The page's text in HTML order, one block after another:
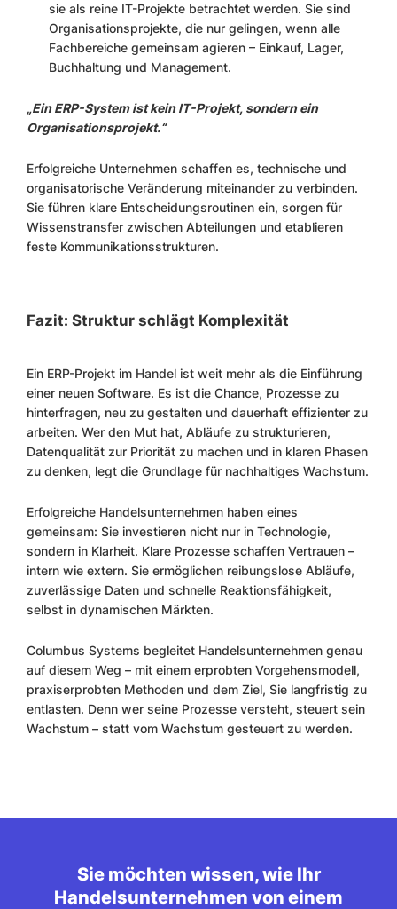
sie als reine IT-Projekte betrachtet werden. Sie sind
Organisationsprojekte, die nur gelingen, wenn alle
Fachbereiche gemeinsam agieren – Einkauf, Lager,
Buchhaltung und Management.
„Ein ERP-System ist kein IT-Projekt, sondern ein
Organisationsprojekt.“
Erfolgreiche Unternehmen schaffen es, technische und
organisatorische Veränderung miteinander zu verbinden.
Sie führen klare Entscheidungsroutinen ein, sorgen für
Wissenstransfer zwischen Abteilungen und etablieren
feste Kommunikationsstrukturen.
Fazit: Struktur schlägt Komplexität
Ein ERP-Projekt im Handel ist weit mehr als die Einführung
einer neuen Software. Es ist die Chance, Prozesse zu
hinterfragen, neu zu gestalten und dauerhaft effizienter zu
arbeiten. Wer den Mut hat, Abläufe zu strukturieren,
Datenqualität zur Priorität zu machen und in klaren Phasen
zu denken, legt die Grundlage für nachhaltiges Wachstum.
Erfolgreiche Handelsunternehmen haben eines
gemeinsam: Sie investieren nicht nur in Technologie,
sondern in Klarheit. Klare Prozesse schaffen Vertrauen –
intern wie extern. Sie ermöglichen reibungslose Abläufe,
zuverlässige Daten und schnelle Reaktionsfähigkeit,
selbst in dynamischen Märkten.
Columbus Systems begleitet Handelsunternehmen genau
auf diesem Weg – mit einem erprobten Vorgehensmodell,
praxiserprobten Methoden und dem Ziel, Sie langfristig zu
entlasten. Denn wer seine Prozesse versteht, steuert sein
Wachstum – statt vom Wachstum gesteuert zu werden.
Sie möchten wissen, wie Ihr
Handelsunternehmen von einem